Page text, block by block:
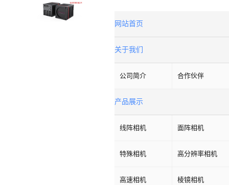
网站首页
关于我们
公司简介 合作伙伴
产品展示
线阵相机 面阵相机
特殊相机 高分辨率相机
高速相机 棱镜相机